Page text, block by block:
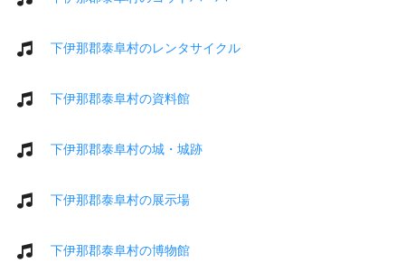
下伊那郡泰阜村のレンタサイクル
下伊那郡泰阜村の資料館
下伊那郡泰阜村の城・城跡
下伊那郡泰阜村の展示場
下伊那郡泰阜村の博物館